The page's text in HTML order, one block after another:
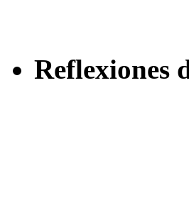
Reflexiones